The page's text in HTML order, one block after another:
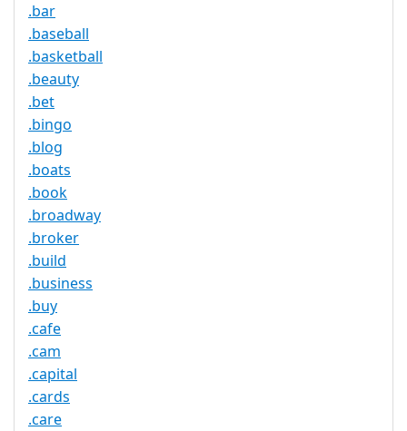
.bar
.baseball
.basketball
.beauty
.bet
.bingo
.blog
.boats
.book
.broadway
.broker
.build
.business
.buy
.cafe
.cam
.capital
.cards
.care